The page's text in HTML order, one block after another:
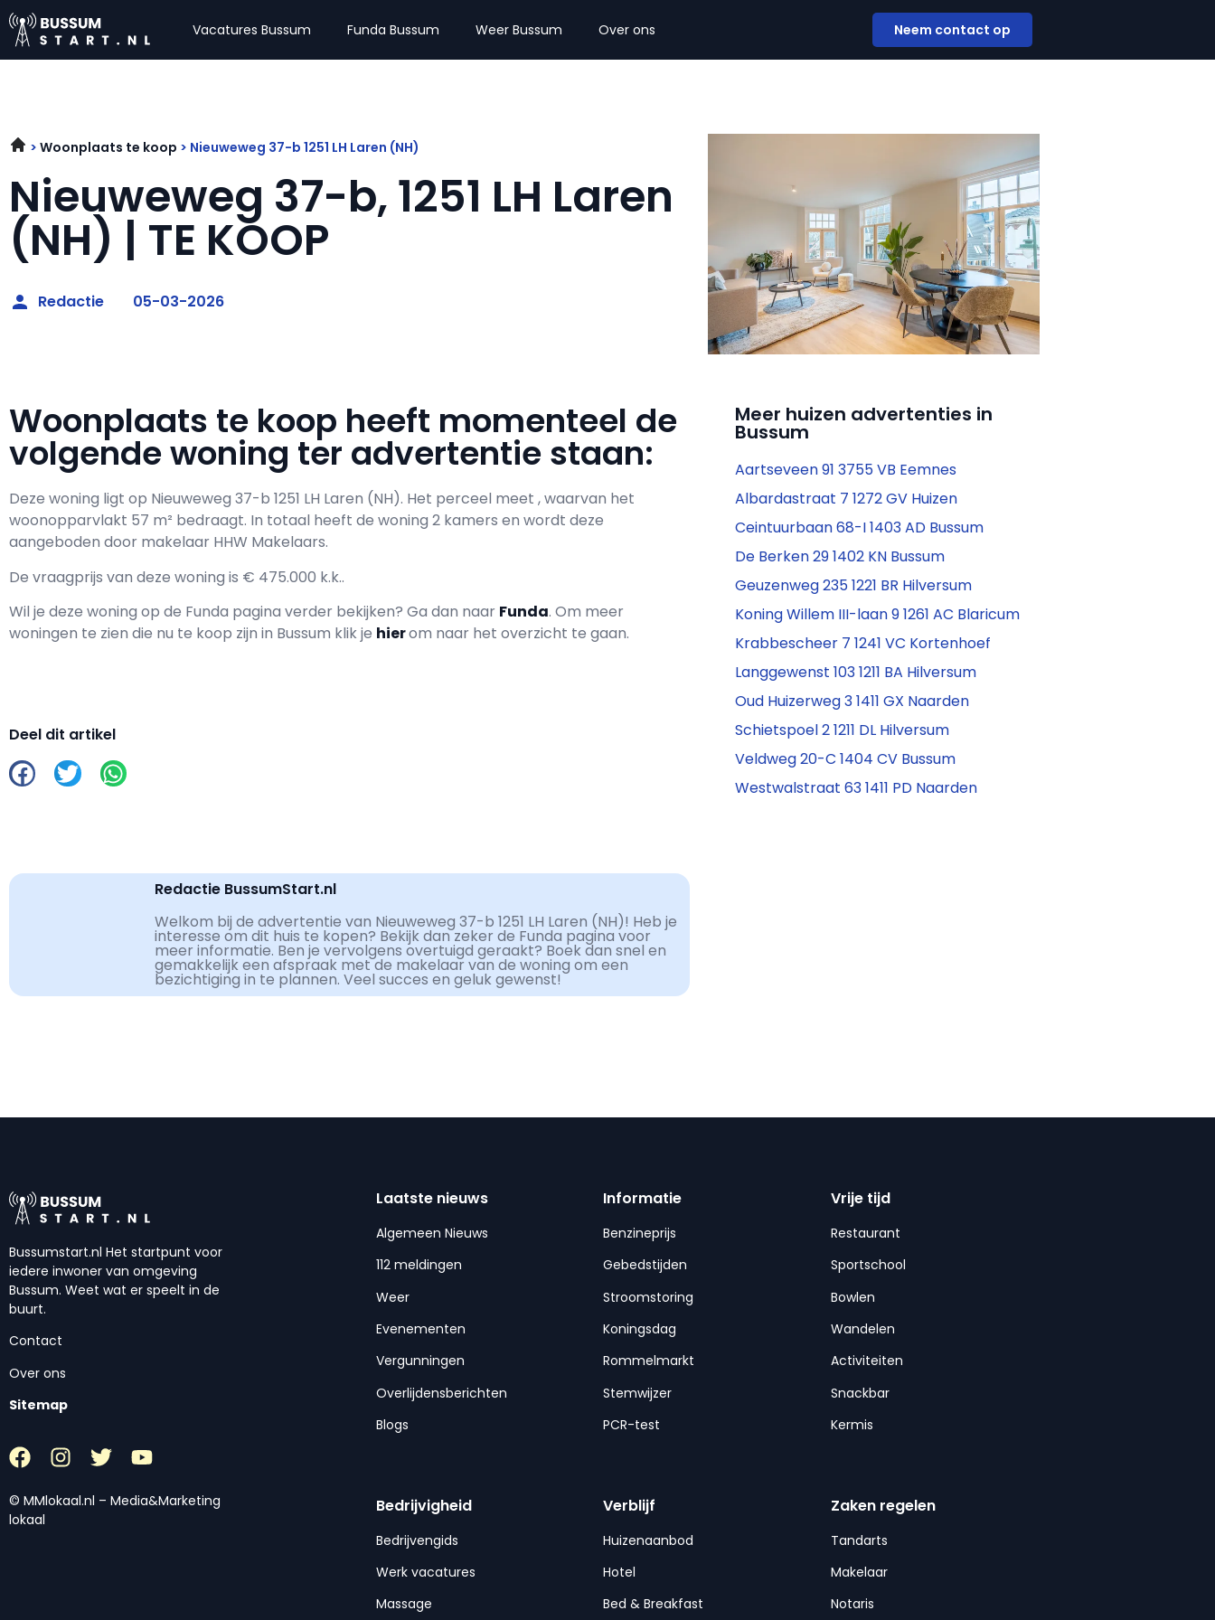
Vacatures Bussum Funda Bussum Weer Bussum Over ons Neem contact op
Woonplaats te koop Nieuweweg 37-b 1251 LH Laren (NH)
Nieuweweg 37-b, 1251 LH Laren
(NH) | TE KOOP
Redactie 05-03-2026
Woonplaats te koop heeft momenteel de
volgende woning ter advertentie staan:
Deze woning ligt op Nieuweweg 37-b 1251 LH Laren (NH). Het perceel meet , waarvan het
woonopparvlakt 57 m² bedraagt. In totaal heeft de woning 2 kamers en wordt deze
aangeboden door makelaar HHW Makelaars.
De vraagprijs van deze woning is € 475.000 k.k..
Wil je deze woning op de Funda pagina verder bekijken? Ga dan naar Funda. Om meer
woningen te zien die nu te koop zijn in Bussum klik je hierom naar het overzicht te gaan.
Deel dit artikel
Redactie BussumStart.nl
Welkom bij de advertentie van Nieuweweg 37-b 1251 LH Laren (NH)! Heb je
interesse om dit huis te kopen? Bekijk dan zeker de Funda pagina voor
meer informatie. Ben je vervolgens overtuigd geraakt? Boek dan snel en
gemakkelijk een afspraak met de makelaar van de woning om een
bezichtiging in te plannen. Veel succes en geluk gewenst!
Meer huizen advertenties in
Bussum
Aartseveen 91 3755 VB Eemnes
Albardastraat 7 1272 GV Huizen
Ceintuurbaan 68-I 1403 AD Bussum
De Berken 29 1402 KN Bussum
Geuzenweg 235 1221 BR Hilversum
Koning Willem III-laan 9 1261 AC Blaricum
Krabbescheer 7 1241 VC Kortenhoef
Langgewenst 103 1211 BA Hilversum
Oud Huizerweg 3 1411 GX Naarden
Schietspoel 2 1211 DL Hilversum
Veldweg 20-C 1404 CV Bussum
Westwalstraat 63 1411 PD Naarden
Bussumstart.nl Het startpunt voor
iedere inwoner van omgeving
Bussum. Weet wat er speelt in de
buurt.
Contact
Over ons
Sitemap
© MMlokaal.nl – Media&Marketing
lokaal
Laatste nieuws
Algemeen Nieuws
112 meldingen
Weer
Evenementen
Vergunningen
Overlijdensberichten
Blogs
Informatie
Benzineprijs
Gebedstijden
Stroomstoring
Koningsdag
Rommelmarkt
Stemwijzer
PCR-test
Vrije tijd
Restaurant
Sportschool
Bowlen
Wandelen
Activiteiten
Snackbar
Kermis
Bedrijvigheid
Bedrijvengids
Werk vacatures
Massage
Verblijf
Huizenaanbod
Hotel
Bed & Breakfast
Zaken regelen
Tandarts
Makelaar
Notaris